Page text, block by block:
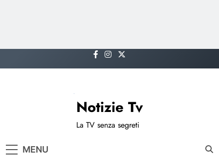
to
Notizie Tv
La TV senza segreti
MENU